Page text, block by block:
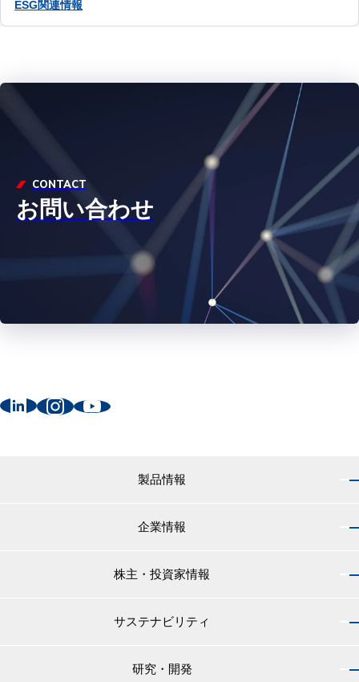
ESG関連情報
CONTACT
お問い合わせ
製品情報
小型船舶・漁船用塗料・漁網用防汚剤
企業情報
株主・投資家情報
株主・投資家情報 トップサステナビリティ
サステナビリティ トップ研究・開発